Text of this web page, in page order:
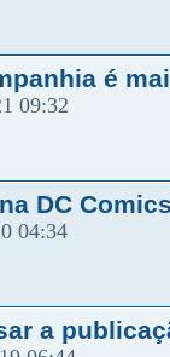
é
09:32
DC Comics
04:34
a